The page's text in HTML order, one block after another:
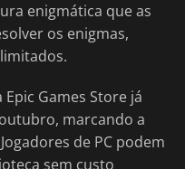
enigmática que as
os enigmas,
Games Store já
marcando a
de PC podem
sem custo